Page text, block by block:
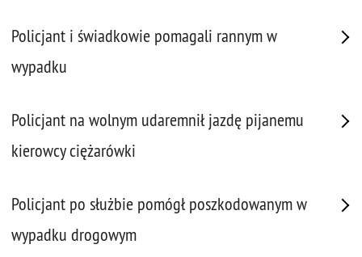
Policjant i świadkowie pomagali rannym w
wypadku
Policjant na wolnym udaremnił jazdę pijanemu
kierowcy ciężarówki
Policjant po służbie pomógł poszkodowanym w
wypadku drogowym